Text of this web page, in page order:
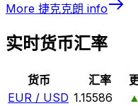
More 捷克克朗 info
实时货币汇率
货币 汇率
EUR / USD 1.15586
▲